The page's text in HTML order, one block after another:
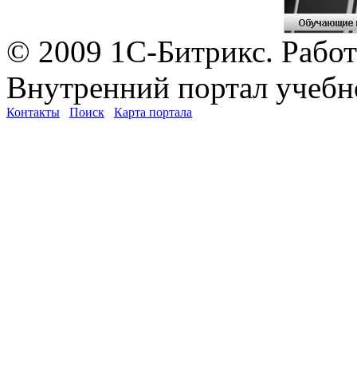
© 2009 1С-Битрикс.
Внутренний портал
Контакты Поиск Карта портала